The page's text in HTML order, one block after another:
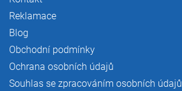
Reklamace
Blog
Obchodní podmínky
Ochrana osobních údajů
Souhlas se zpracováním osobních údajů